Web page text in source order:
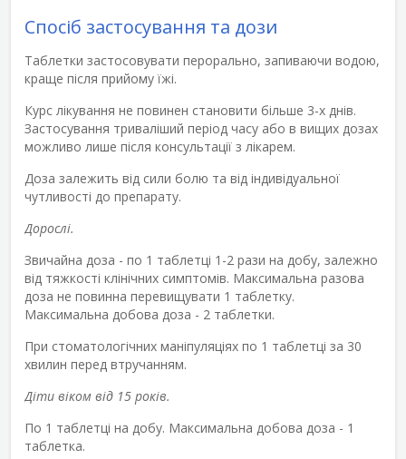
Спосіб застосування та дози
Таблетки застосовувати перорально, запиваючи водою,
краще після прийому їжі.
Курс лікування не повинен становити більше 3-х днів.
Застосування триваліший період часу або в вищих дозах
можливо лише після консультації з лікарем.
Доза залежить від сили болю та від індивідуальної
чутливості до препарату.
Дорослі.
Звичайна доза - по 1 таблетці 1-2 рази на добу, залежно
від тяжкості клінічних симптомів. Максимальна разова
доза не повинна перевищувати 1 таблетку.
Максимальна добова доза - 2 таблетки.
При стоматологічних маніпуляціях по 1 таблетці за 30
хвилин перед втручанням.
Діти віком від 15 років.
По 1 таблетці на добу. Максимальна добова доза - 1
таблетка.